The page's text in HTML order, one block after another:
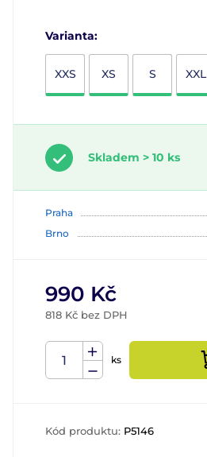
Varianta:
XXS XS S XXL
Skladem > 10 ks
Praha
Brno
990 Kč
818 Kč bez DPH
ks
Kód produktu: P5146